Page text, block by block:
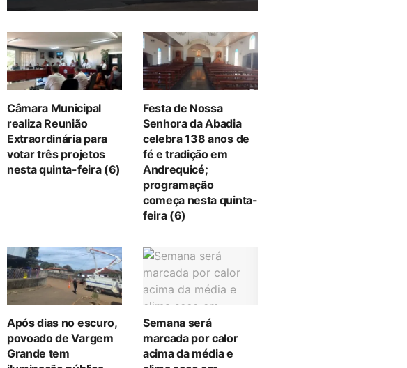
Câmara Municipal
realiza Reunião
Extraordinária para
votar três projetos
nesta quinta-feira (6)
Festa de Nossa
Senhora da Abadia
celebra 138 anos de
fé e tradição em
Andrequicé;
programação
começa nesta quinta-
feira (6)
Após dias no escuro,
povoado de Vargem
Grande tem
Semana será
marcada por calor
acima da média e